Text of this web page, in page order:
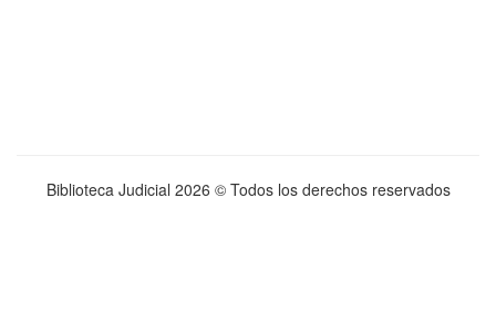
Biblioteca Judicial 2026 © Todos los derechos reservados